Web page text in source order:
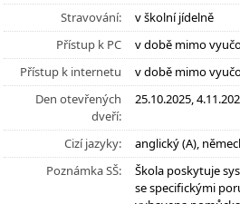
Stravování:
v školní jídelně
Přístup k PC
v době mimo
Přístup k internetu
v době mimo
Den otevřených
dveří:
25.10.2025,
Cizí jazyky:
anglický (A),
Poznámka SŠ:
Škola poskytuje
se specifickými